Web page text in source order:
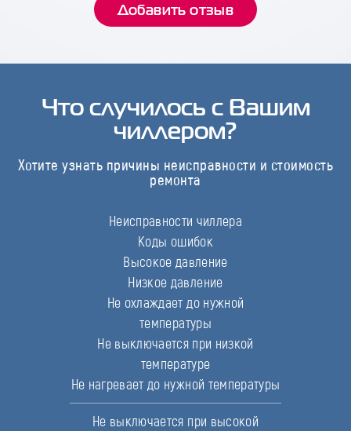
Добавить отзыв
Что случилось с Вашим
чиллером?
Хотите узнать причины неисправности и стоимость
ремонта
Неисправности чиллера
Коды ошибок
Высокое давление
Низкое давление
Не охлаждает до нужной
температуры
Не выключается при низкой
температуре
Не нагревает до нужной температуры
Не выключается при высокой